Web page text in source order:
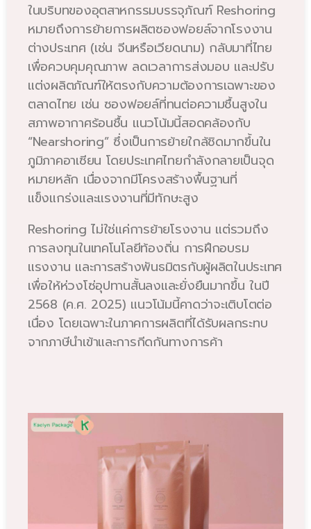
ในบริบทของอุตสาหกรรมบรรจุภัณฑ์ Reshoring
หมายถึงการย้ายการผลิตซองฟอยล์จากโรงงาน
ต่างประเทศ (เช่น จีนหรือเวียดนาม) กลับมาที่ไทย
เพื่อควบคุมคุณภาพ ลดเวลาการส่งมอบ และปรับ
แต่งผลิตภัณฑ์ให้ตรงกับความต้องการเฉพาะของ
ตลาดไทย เช่น ซองฟอยล์ที่ทนต่อความชื้นสูงใน
สภาพอากาศร้อนชื้น แนวโน้มนี้สอดคล้องกับ
“Nearshoring” ซึ่งเป็นการย้ายใกล้ชิดมากขึ้นใน
ภูมิภาคอาเซียน โดยประเทศไทยกำลังกลายเป็นจุด
หมายหลัก เนื่องจากมีโครงสร้างพื้นฐานที่
แข็งแกร่งและแรงงานที่มีทักษะสูง
Reshoring ไม่ใช่แค่การย้ายโรงงาน แต่รวมถึง
การลงทุนในเทคโนโลยีท้องถิ่น การฝึกอบรม
แรงงาน และการสร้างพันธมิตรกับผู้ผลิตในประเทศ
เพื่อให้ห่วงโซ่อุปทานสั้นลงและยั่งยืนมากขึ้น ในปี
2568 (ค.ศ. 2025) แนวโน้มนี้คาดว่าจะเติบโตต่อ
เนื่อง โดยเฉพาะในภาคการผลิตที่ได้รับผลกระทบ
จากภาษีนำเข้าและการกีดกันทางการค้า